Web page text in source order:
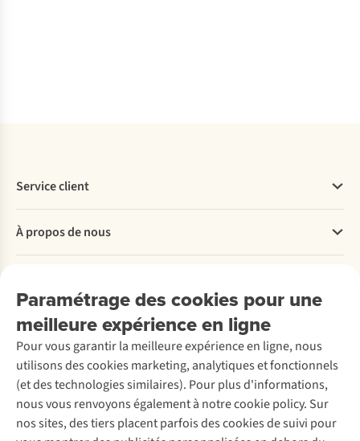
Paramétrage des cookies pour une
meilleure expérience en ligne
Pour vous garantir la meilleure expérience en ligne, nous
utilisons des cookies marketing, analytiques et fonctionnels
(et des technologies similaires). Pour plus d'informations,
nous vous renvoyons également à notre cookie policy. Sur
nos sites, des tiers placent parfois des cookies de suivi pour
Service client
Commander
Payer
Retourner
Rétractation d'une commande
Entretien & réparations
Garantie
Contactez-nous
À propos de nous
Entreprise responsable
À propos d’Ayacucho
Nos magasins
À propos d’A.S.Adventure
Déclaration d'accessibilité
Location / Location sports d’hiver
Seconde-main
Entretien de ski
Service de lavage
Entretien de chaussures
Réparation de chaussures
Réparation de vêtements
Découvrez
A.S.Magazine
Explore Camp
Expertise & conseils
Abonnez-vous à la newsletter